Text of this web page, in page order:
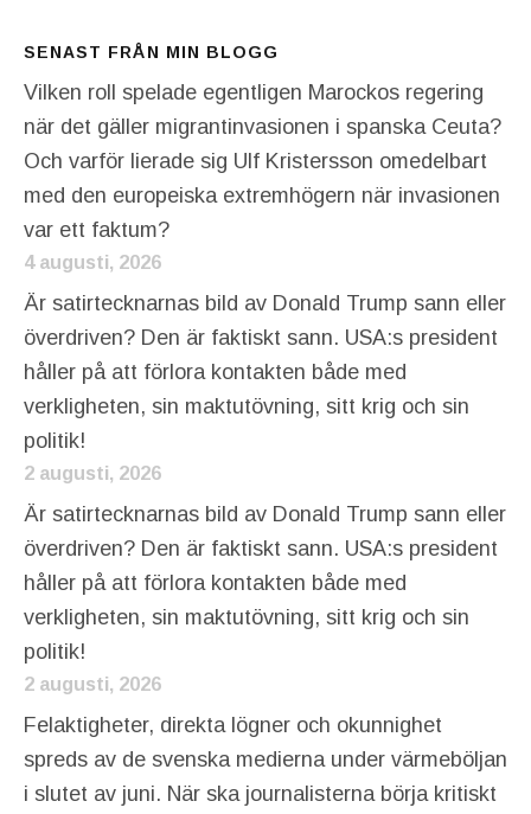
SENAST FRÅN MIN BLOGG
Vilken roll spelade egentligen Marockos regering
när det gäller migrantinvasionen i spanska Ceuta?
Och varför lierade sig Ulf Kristersson omedelbart
med den europeiska extremhögern när invasionen
var ett faktum?
4 augusti, 2026
Är satirtecknarnas bild av Donald Trump sann eller
överdriven? Den är faktiskt sann. USA:s president
håller på att förlora kontakten både med
verkligheten, sin maktutövning, sitt krig och sin
politik!
2 augusti, 2026
Är satirtecknarnas bild av Donald Trump sann eller
överdriven? Den är faktiskt sann. USA:s president
håller på att förlora kontakten både med
verkligheten, sin maktutövning, sitt krig och sin
politik!
2 augusti, 2026
Felaktigheter, direkta lögner och okunnighet
spreds av de svenska medierna under värmeböljan
i slutet av juni. När ska journalisterna börja kritiskt